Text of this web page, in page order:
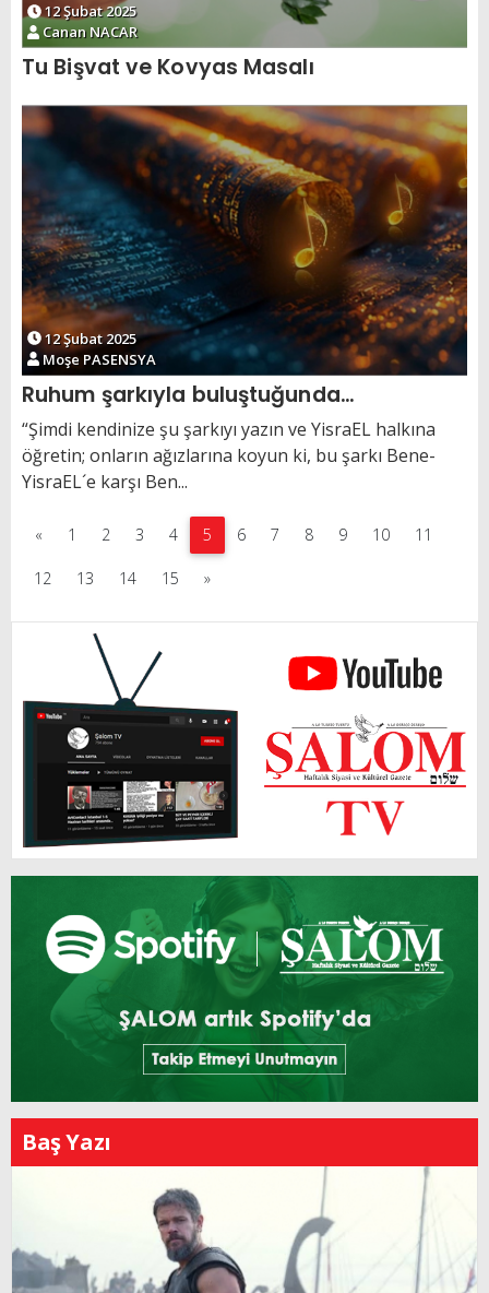
12 Şubat 2025
Canan NACAR
Tu Bişvat ve Kovyas Masalı
12 Şubat 2025
Moşe PASENSYA
Ruhum şarkıyla buluştuğunda…
“Şimdi kendinize şu şarkıyı yazın ve YisraEL halkına
öğretin; onların ağızlarına koyun ki, bu şarkı Bene-
YisraEL´e karşı Ben...
« 1 2 3 4 5 6 7 8 9 10 11
12 13 14 15 »
Baş Yazı